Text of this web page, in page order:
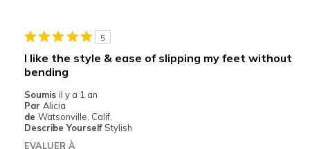
Travel
Width
Sizing
View On Shoes
5
I like the style & ease of slipping my feet without
bending
Soumis il y a 1 an
Par Alicia
de Watsonville, Calif.
Describe Yourself Stylish
EVALUER À